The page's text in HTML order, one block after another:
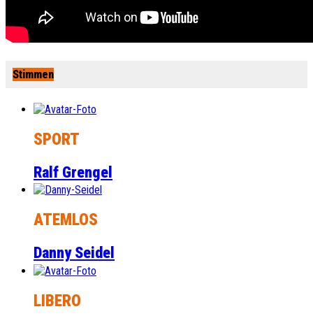
Stimmen
SPORT
Ralf Grengel
ATEMLOS
Danny Seidel
LIBERO